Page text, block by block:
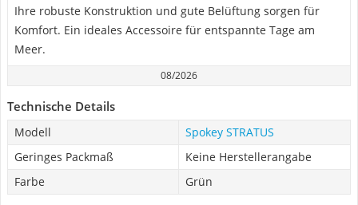
Ihre robuste Konstruktion und gute Belüftung sorgen für
Komfort. Ein ideales Accessoire für entspannte Tage am
Meer.
08/2026
Technische Details
Modell
Spokey STRATUS
Geringes Packmaß
Keine Herstellerangabe
Farbe
Grün